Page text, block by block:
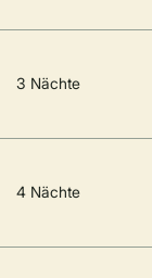
3 Nächte
4 Nächte